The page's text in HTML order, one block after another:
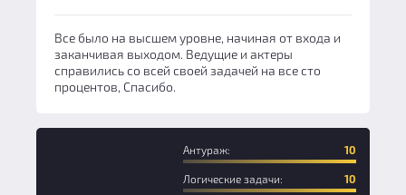
Все было на высшем уровне, начиная от входа и
заканчивая выходом. Ведущие и актеры
справились со всей своей задачей на все сто
процентов, Спасибо.
Антураж: 10
Логические задачи: 10